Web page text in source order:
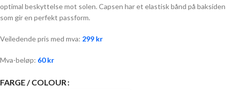
optimal beskyttelse mot solen. Capsen har et elastisk bånd på baksiden
som gir en perfekt passform.
Veiledende pris med mva: 299 kr
Mva-beløp: 60kr
FARGE / COLOUR